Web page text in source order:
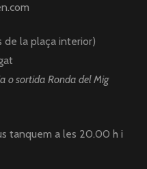
de la plaça interior)
o sortida Ronda del Mig
tanquem a les 20.00 h i